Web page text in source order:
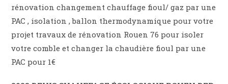
rénovation changement chauffage fioul/ gaz par une
PAC , isolation , ballon thermodynamique pour votre
projet travaux de rénovation Rouen 76 pour isoler
votre comble et changer la chaudière fioul par une
PAC pour 1€